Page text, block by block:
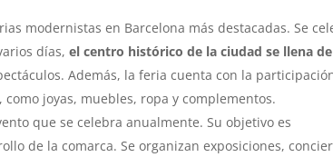
modernistas en Barcelona más destacadas. Se
días,el centro histórico de la ciudad se llena de
Además, la feria cuenta con la
joyas, muebles, ropa y complementos.
que se celebra anualmente. Su objetivo es
de la comarca. Se organizan exposiciones,